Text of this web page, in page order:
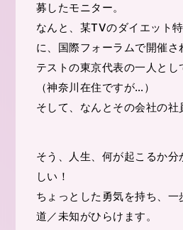
募したモニター。
なんと、某TVのダイエット
に、国際フォーラムで開催さ
テストの東京代表の一人とし
（神奈川在住ですが…）
そして、なんとその会社の社
そう、人生、何が起こるか
しい！
ちょっとした勇気を持ち、一
道／未知がひらけます。